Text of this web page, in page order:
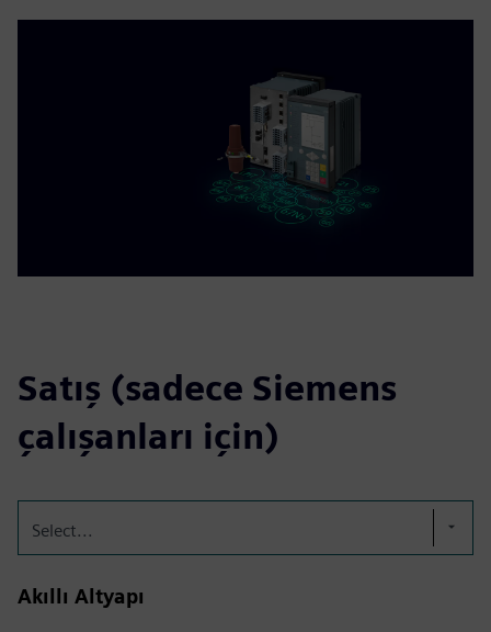
Satış (sadece Siemens
çalışanları için)
Select...
Akıllı Altyapı